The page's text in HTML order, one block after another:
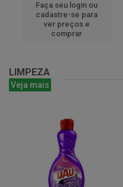
Faça seu login ou
cadastre-se para
ver preços e
comprar
LIMPEZA
Veja mais